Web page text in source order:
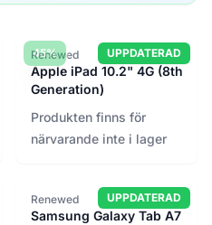
UPPDATERAD
45%
Renewed
Apple iPad 10.2" 4G (8th
Generation)
Produkten finns för
närvarande inte i lager
UPPDATERAD
Renewed
Samsung Galaxy Tab A7